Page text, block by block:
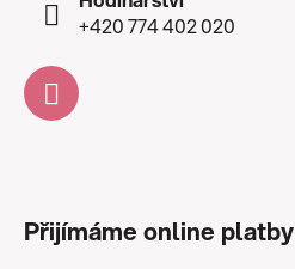
+420 774 402 020
Přijímáme online platby